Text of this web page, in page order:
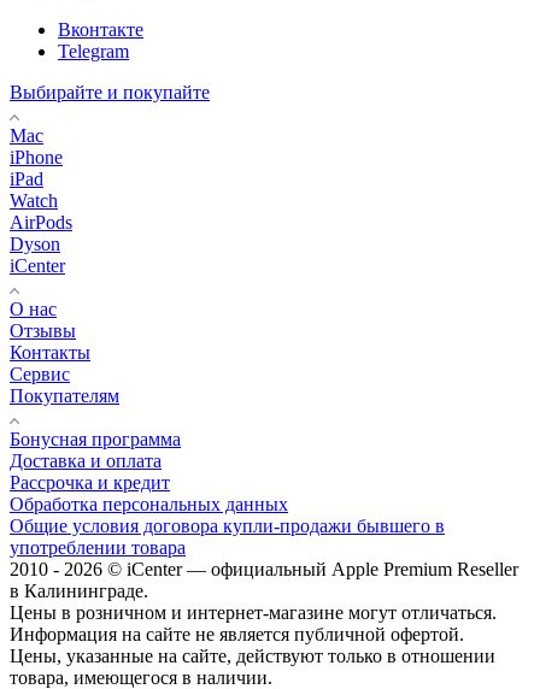
Вконтакте
Telegram
Выбирайте и покупайте
Mac
iPhone
iPad
Watch
AirPods
Dyson
iCenter
О нас
Отзывы
Контакты
Сервис
Покупателям
Бонусная программа
Доставка и оплата
Рассрочка и кредит
Обработка персональных данных
Общие условия договора купли-продажи бывшего в
употреблении товара
2010 - 2026 © iCenter — официальный Apple Premium Reseller
в Калининграде.
Цены в розничном и интернет-магазине могут отличаться.
Информация на сайте не является публичной офертой.
Цены, указанные на сайте, действуют только в отношении
товара, имеющегося в наличии.